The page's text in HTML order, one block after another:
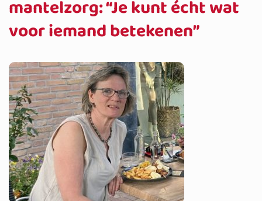
mantelzorg: “Je kunt écht wat
voor iemand betekenen”